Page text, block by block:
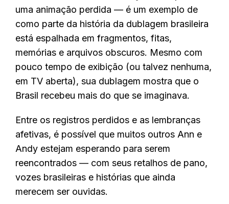
uma animação perdida — é um exemplo de
como parte da história da dublagem brasileira
está espalhada em fragmentos, fitas,
memórias e arquivos obscuros. Mesmo com
pouco tempo de exibição (ou talvez nenhuma,
em TV aberta), sua dublagem mostra que o
Brasil recebeu mais do que se imaginava.
Entre os registros perdidos e as lembranças
afetivas, é possível que muitos outros Ann e
Andy estejam esperando para serem
reencontrados — com seus retalhos de pano,
vozes brasileiras e histórias que ainda
merecem ser ouvidas.